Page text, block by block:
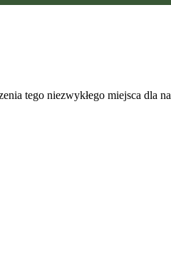
tego niezwykłego miejsca dla